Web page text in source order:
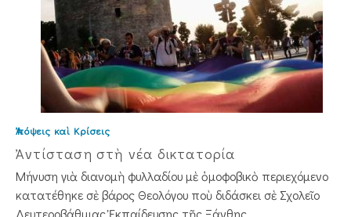
Ἀπόψεις καὶ Κρίσεις
Ἀντίσταση στὴ νέα δικτατορία
Μήνυση γιὰ διανομὴ φυλλαδίου μὲ ὁμοφοβικὸ περιεχόμενο
κατατέθηκε σὲ βάρος Θεολόγου ποὺ διδάσκει σὲ Σχολεῖο
Δευτεροβάθμιας Ἐκπαίδευσης τῆς Ξάνθης. ...